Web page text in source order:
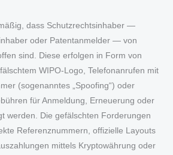
dass Schutzrechtsinhaber —
oder Patentanmelder — von
sind. Diese erfolgen in Form von
WIPO-Logo, Telefonanrufen mit
(sogenanntes „Spoofing“) oder
für Anmeldung, Erneuerung oder
werden. Die gefälschten Forderungen
Referenznummern, offizielle Layouts
mittels Kryptowährung oder